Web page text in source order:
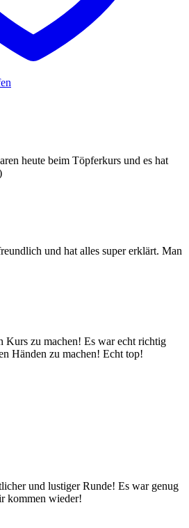
heute beim Töpferkurs und es hat
und hat alles super erklärt. Man
Kurs zu machen! Es war echt richtig
Händen zu machen! Echt top!
und lustiger Runde! Es war genug
kommen wieder!